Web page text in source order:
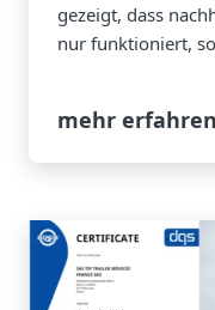
gezeigt, dass
nur funktioniert,
mehr erfahren